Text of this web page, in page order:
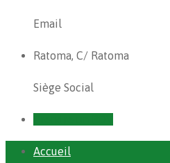
Email
Ratoma, C/ Ratoma
Siège Social
Accueil